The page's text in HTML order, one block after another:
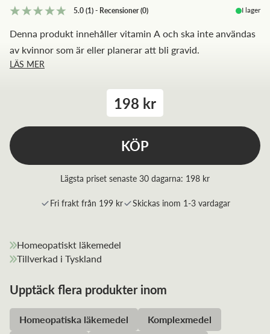
5.0(1)- Recensioner(0) I lager
Denna produkt innehåller vitamin A och ska inte användas
av kvinnor som är eller planerar att bli gravid.
LÄS MER
198 kr
KÖP
Lägsta priset senaste 30 dagarna: 198 kr
Fri frakt från 199 kr Skickas inom 1-3 vardagar
Homeopatiskt läkemedel
Tillverkad i Tyskland
Upptäck flera produkter inom
Homeopatiska läkemedel
Komplexmedel